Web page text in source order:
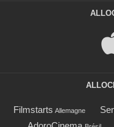
Filmstarts Allemagne